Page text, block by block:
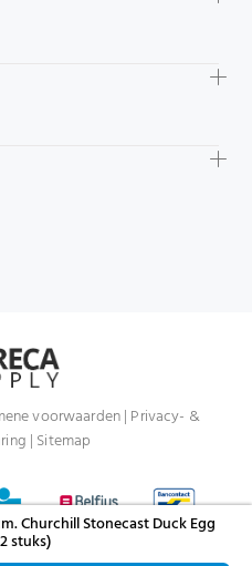
Churchill Stonecast Duck Egg
stuks)
voorwaarden| Privacy- &
| Sitemap